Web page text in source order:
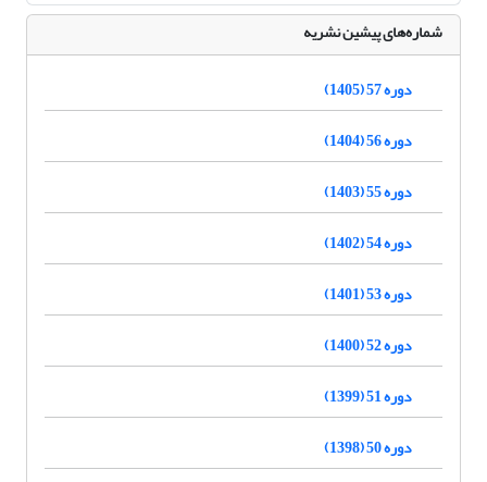
شماره‌های پیشین نشریه
دوره 57 (1405)
دوره 56 (1404)
دوره 55 (1403)
دوره 54 (1402)
دوره 53 (1401)
دوره 52 (1400)
دوره 51 (1399)
دوره 50 (1398)